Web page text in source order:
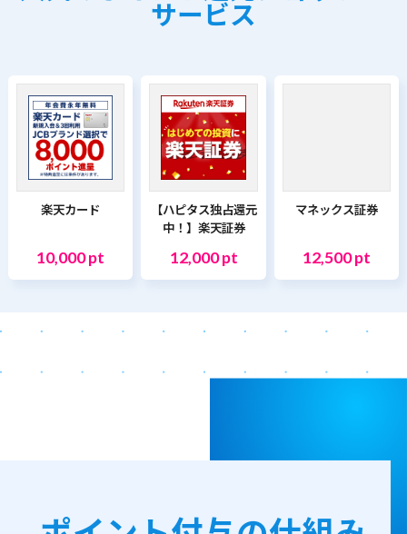
サービス
楽天カード
10,000 pt
【ハピタス独占還元
中！】楽天証券
12,000 pt
マネックス証券
12,500 pt